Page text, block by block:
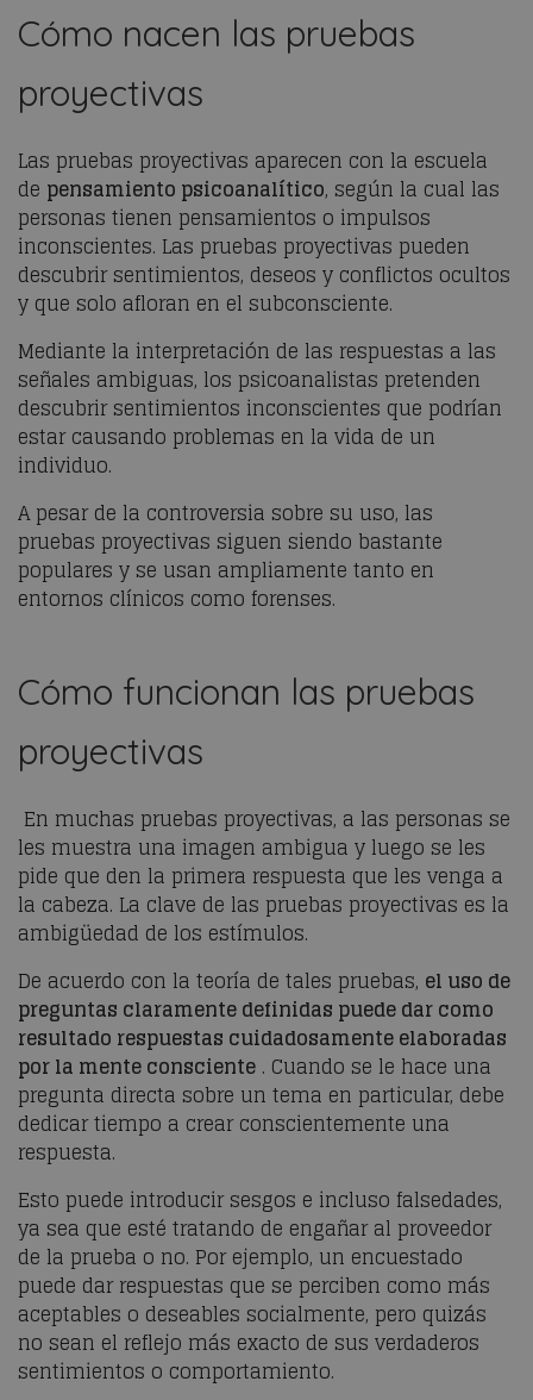
Cómo nacen las pruebas
proyectivas
Las pruebas proyectivas aparecen con la escuela
de pensamiento psicoanalítico, según la cual las
personas tienen pensamientos o impulsos
inconscientes. Las pruebas proyectivas pueden
descubrir sentimientos, deseos y conflictos ocultos
y que solo afloran en el subconsciente.
Mediante la interpretación de las respuestas a las
señales ambiguas, los psicoanalistas pretenden
descubrir sentimientos inconscientes que podrían
estar causando problemas en la vida de un
individuo.
A pesar de la controversia sobre su uso, las
pruebas proyectivas siguen siendo bastante
populares y se usan ampliamente tanto en
entornos clínicos como forenses.
Cómo funcionan las pruebas
proyectivas
En muchas pruebas proyectivas, a las personas se
les muestra una imagen ambigua y luego se les
pide que den la primera respuesta que les venga a
la cabeza. La clave de las pruebas proyectivas es la
ambigüedad de los estímulos.
De acuerdo con la teoría de tales pruebas, el uso de
preguntas claramente definidas puede dar como
resultado respuestas cuidadosamente elaboradas
por la mente consciente . Cuando se le hace una
pregunta directa sobre un tema en particular, debe
dedicar tiempo a crear conscientemente una
respuesta.
Esto puede introducir sesgos e incluso falsedades,
ya sea que esté tratando de engañar al proveedor
de la prueba o no. Por ejemplo, un encuestado
puede dar respuestas que se perciben como más
aceptables o deseables socialmente, pero quizás
no sean el reflejo más exacto de sus verdaderos
sentimientos o comportamiento.